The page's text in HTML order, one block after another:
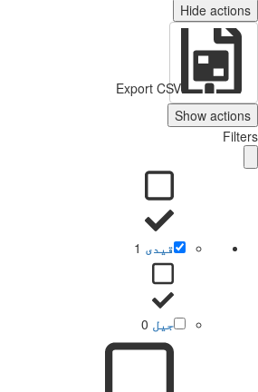
Hide actions
Export CSV
Show actions
Filters
قیدی 1
جیل 0